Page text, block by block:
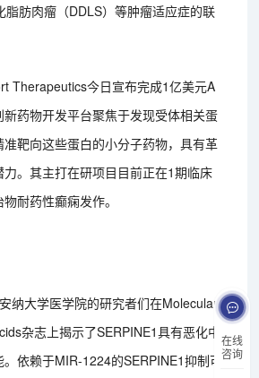
在线
咨询
脂肪肉瘤（DDLS）等肿瘤适应症的联
Therapeutics今日宣布完成1亿美元A
药物开发平台聚焦于发现受体相关蛋
准靶向这些蛋白的小分子药物，具有革
。其主打在研项目目前正在1期临床
耐药性癫痫发作。
纳大学医学院的研究者们在Molecular
杂志上揭示了SERPINE1具有恶化中
依赖于MIR-1224的SERPINE1抑制可